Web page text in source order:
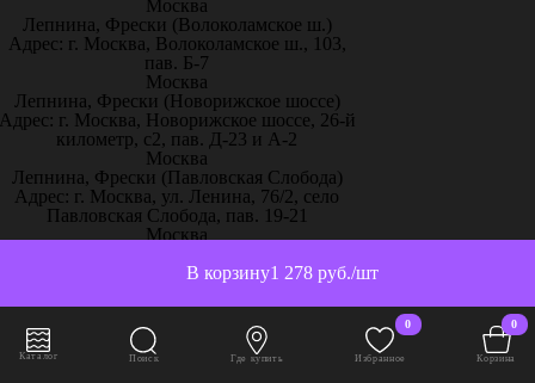
1 278 руб./шт
В корзину
Москва
Лепнина, Фрески (Волоколамское ш.)
Адрес: г. Москва, Волоколамское ш., 103,
пав. Б-7
Москва
Лепнина, Фрески (Новорижское шоссе)
г. Москва, Новорижское шоссе, 26-й
километр, с2, пав. Д-23 и А-2
Москва
Лепнина, Фрески (Павловская Слобода)
Адрес: г. Москва, ул. Ленина, 76/2, село
Павловская Слобода, пав. 19-21
Москва
Адрес: г. Москва, Пересечение МКАД и
павильон П - 8
Москва
Магазин Holicolors
Адрес: г. Москва, Каширское шоссе, 19 к.1
Каталог Поиск Где купить
0
Избранное
0
Корзина